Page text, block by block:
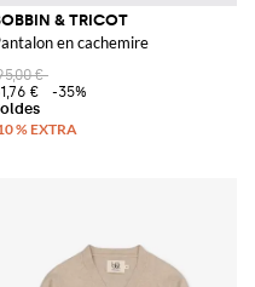
& TRICOT
en cachemire
€
€
-35%